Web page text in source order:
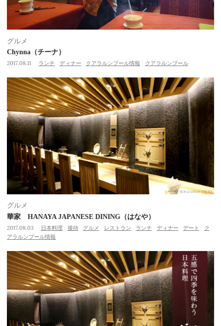
グルメ
Chynna（チーナ）
2017.08.11 ランチ ディナー クアラルンプール情報 クアラルンプール
グルメ
華家 HANAYA JAPANESE DINING（はなや）
2017.08.03 日本料理 接待 グルメ レストラン ランチ ディナー デート
ク
アラルンプール情報